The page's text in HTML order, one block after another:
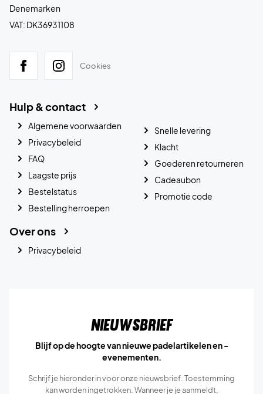
Denemarken
VAT: DK36931108
Cookies
Hulp & contact
Algemene voorwaarden
Privacybeleid
FAQ
Laagste prijs
Bestelstatus
Bestelling herroepen
Snelle levering
Klacht
Goederen retourneren
Cadeaubon
Promotie code
Over ons
Privacybeleid
Nieuwsbrief
Blijf op de hoogte van nieuwe padelartikelen en -
evenementen.
Schrijf je hieronder in voor onze nieuwsbrief. Toestemming
kan worden ingetrokken. Wanneer je je aanmeldt,